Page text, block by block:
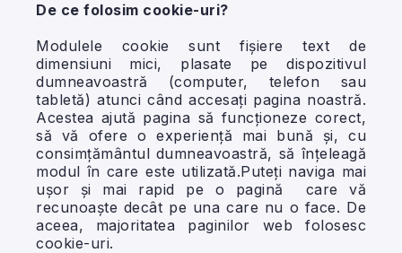
De ce folosim cookie-uri?
Modulele cookie sunt fișiere text de
dimensiuni mici, plasate pe dispozitivul
dumneavoastră (computer, telefon sau
tabletă) atunci când accesați pagina noastră.
Acestea ajută pagina să funcționeze corect,
să vă ofere o experiență mai bună și, cu
consimțământul dumneavoastră, să înțeleagă
modul în care este utilizată.Puteți naviga mai
ușor și mai rapid pe o pagină care vă
recunoaște decât pe una care nu o face. De
aceea, majoritatea paginilor web folosesc
cookie-uri.